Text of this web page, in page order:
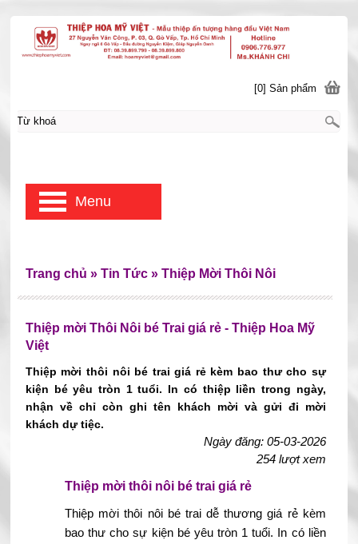
Thiệp mời Thôi Nôi bé Trai giá rẻ - Thiệp Hoa Mỹ
Việt
Thiệp mời thôi nôi bé trai giá rẻ kèm bao thư cho sự
kiện bé yêu tròn 1 tuổi. In có thiệp liền trong ngày,
nhận về chỉ còn ghi tên khách mời và gửi đi mời
khách dự tiệc.
Ngày đăng: 05-03-2026
254 lượt xem
Thiệp mời thôi nôi bé trai giá rẻ
Thiệp mời thôi nôi bé trai dễ thương giá rẻ kèm
bao thư cho sự kiện bé yêu tròn 1 tuổi. In có liền
Trang chủ » Tin Tức » Thiệp Mời Thôi Nôi
[0] Sản phẩm
Menu